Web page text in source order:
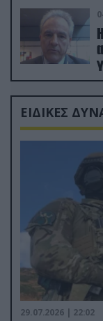
ΕΙΔΙΚΕΣ
29.07.2026 | 22:02